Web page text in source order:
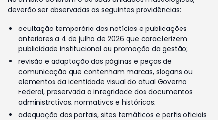
deverão ser observadas as seguintes providências:
ocultação temporária das notícias e publicações
anteriores a 4 de julho de 2026 que caracterizem
publicidade institucional ou promoção da gestão;
revisão e adaptação das páginas e peças de
comunicação que contenham marcas, slogans ou
elementos da identidade visual do atual Governo
Federal, preservada a integridade dos documentos
administrativos, normativos e históricos;
adequação dos portais, sites temáticos e perfis oficiais